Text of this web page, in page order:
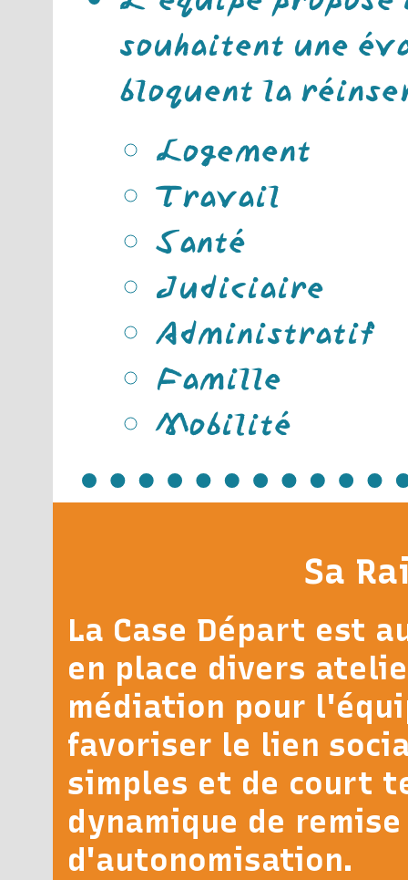
souhaitent une
bloquent la
Logement
Travail
Santé
Judiciaire
Administratif
Famille
Mobilité
Sa
La Case Départ est
en place divers
médiation pour
favoriser le lien
simples et de court
dynamique de
d'autonomisation.